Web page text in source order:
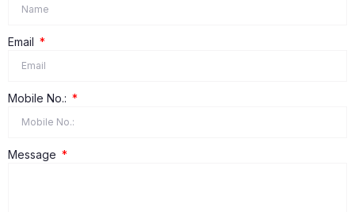
Email
Mobile No.:
Message